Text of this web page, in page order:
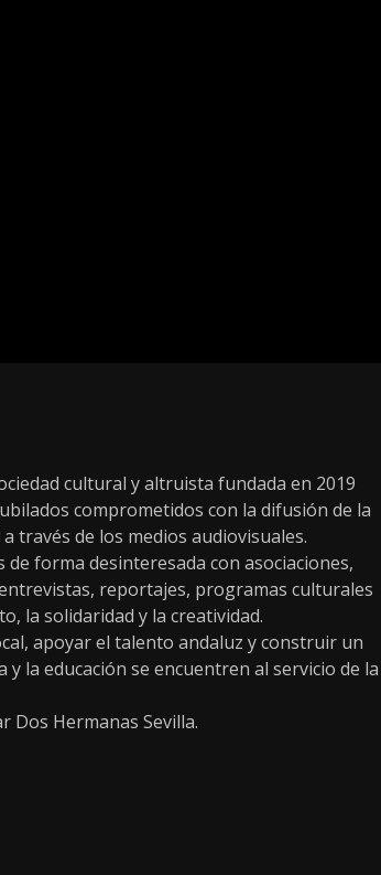
cultural y altruista fundada en 2019
comprometidos con la difusión de la
través de los medios audiovisuales.
forma desinteresada con asociaciones,
reportajes, programas culturales
la solidaridad y la creatividad.
apoyar el talento andaluz y construir un
la educación se encuentren al servicio de la
Dos Hermanas Sevilla.